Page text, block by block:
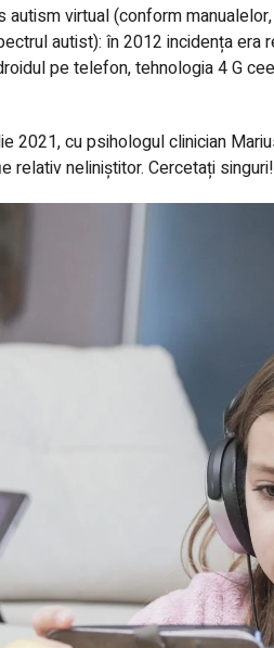
virtual (conform
autist): în 2012 incidența era
pe telefon, tehnologia 4 G
2021, cu psihologul clinician
relativ neliniștitor. Cercetați singuri!